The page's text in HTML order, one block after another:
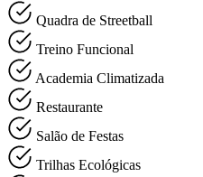
Quadra de Streetball
Treino Funcional
Academia Climatizada
Restaurante
Salão de Festas
Trilhas Ecológicas